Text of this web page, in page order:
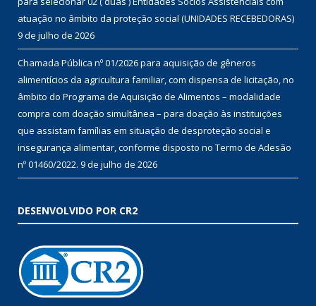
atuação no âmbito da proteção social (UNIDADES RECEBEDORAS)
9 de julho de 2026
Chamada Pública nº 01/2026 para aquisição de gêneros
alimentícios da agricultura familiar, com dispensa de licitação, no
âmbito do Programa de Aquisição de Alimentos – modalidade
compra com doação simultânea – para doação às instituições
que assistam famílias em situação de desproteção social e
insegurança alimentar, conforme disposto no Termo de Adesão
nº 01460/2022. 9 de julho de 2026
DESENVOLVIDO POR CR2